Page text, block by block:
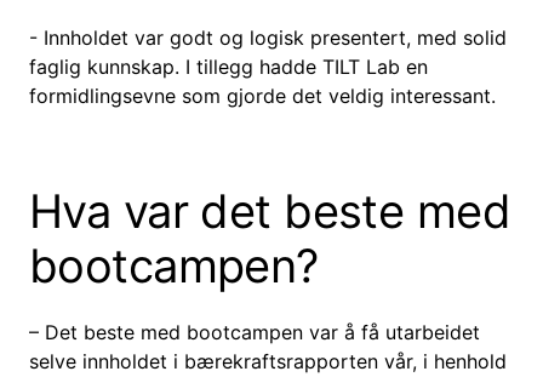
- Innholdet var godt og logisk presentert, med solid
faglig kunnskap. I tillegg hadde TILT Lab en
formidlingsevne som gjorde det veldig interessant.
Hva var det beste med
bootcampen?
– Det beste med bootcampen var å få utarbeidet
selve innholdet i bærekraftsrapporten vår, i henhold